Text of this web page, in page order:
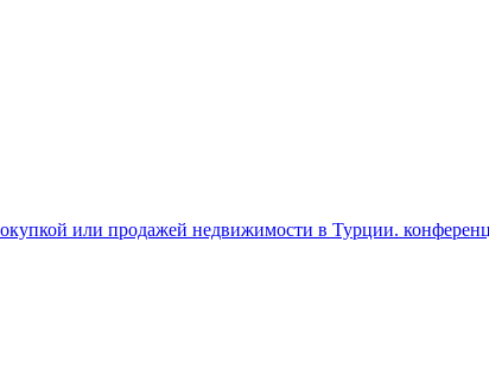
или продажей недвижимости в Турции.